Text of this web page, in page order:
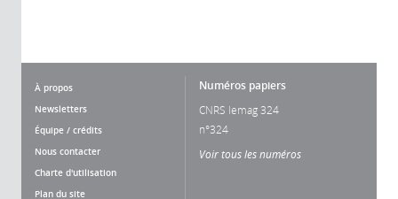
À propos
Newsletters
Équipe / crédits
Nous contacter
Charte d'utilisation
Plan du site
Numéros papiers
CNRS lemag 324
n°324
Voir tous les numéros